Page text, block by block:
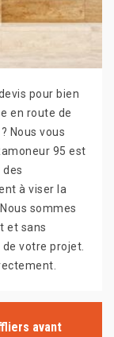
pour bien
en route de
Nous vous
95 est
à viser la
sommes
et sans
votre projet.
avant